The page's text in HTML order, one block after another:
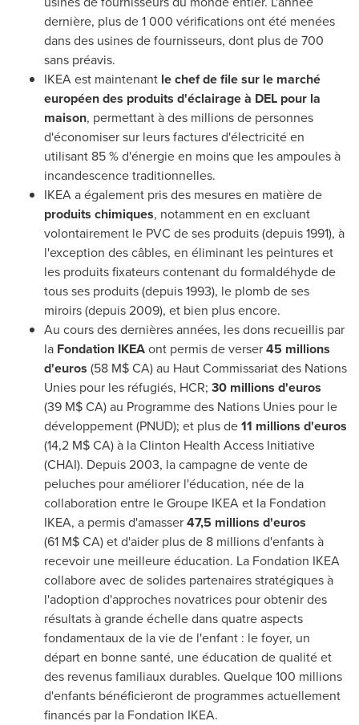
dernière, plus de 1 000 vérifications ont été menées
dans des usines de fournisseurs, dont plus de 700
sans préavis.
IKEA est maintenant le chef de file sur le marché
européen des produits d'éclairage à DEL pour la
maison, permettant à des millions de personnes
d'économiser sur leurs factures d'électricité en
utilisant 85 % d'énergie en moins que les ampoules à
incandescence traditionnelles.
IKEA a également pris des mesures en matière de
produits chimiques, notamment en en excluant
volontairement le PVC de ses produits (depuis 1991), à
l'exception des câbles, en éliminant les peintures et
les produits fixateurs contenant du formaldéhyde de
tous ses produits (depuis 1993), le plomb de ses
miroirs (depuis2009), et bien plus encore.
Au cours des dernières années, les dons recueillis par
la Fondation IKEAont permis de verser45 millions
d'euros (58 M$ CA) au Haut Commissariat des Nations
Unies pour les réfugiés, HCR; 30 millions d'euros
(39 M$ CA) au Programme des Nations Unies pour le
développement (PNUD); et plus de11 millions d'euros
(14,2 M$ CA) à la Clinton Health Access Initiative
(CHAI). Depuis 2003, la campagne de vente de
peluches pour améliorer l'éducation, née de la
collaboration entre le Groupe IKEA et la Fondation
IKEA, a permis d'amasser47,5 millions d'euros
(61 M$ CA) et d'aider plus de 8 millions d'enfants à
recevoir une meilleure éducation. La Fondation IKEA
collabore avec de solides partenaires stratégiques à
l'adoption d'approches novatrices pour obtenir des
résultats à grande échelle dans quatre aspects
fondamentaux de la vie de l'enfant : le foyer, un
départ en bonne santé, une éducation de qualité et
des revenus familiaux durables. Quelque 100 millions
d'enfants bénéficieront de programmes actuellement
financés par la Fondation IKEA.